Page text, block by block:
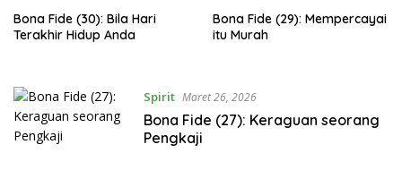
Bona Fide (30): Bila Hari
Terakhir Hidup Anda
Bona Fide (29): Mempercayai
itu Murah
Spirit Maret 26, 2026
Bona Fide (27): Keraguan seorang
Pengkaji